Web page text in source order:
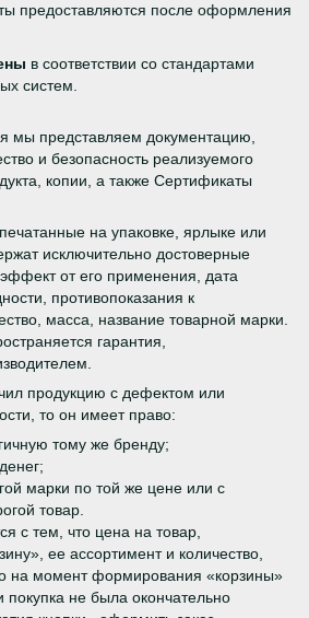
предоставляются после оформления
в соответствии со стандартами
систем.
мы представляем документацию,
и безопасность реализуемого
копии, а также Сертификаты
на упаковке, ярлыке или
исключительно достоверные
от его применения, дата
противопоказания к
масса, название товарной марки.
гарантия,
продукцию с дефектом или
то он имеет право:
тому же бренду;
марки по той же цене или с
товар.
с тем, что цена на товар,
ее ассортимент и количество,
на момент формирования «корзины»
покупка не была окончательно